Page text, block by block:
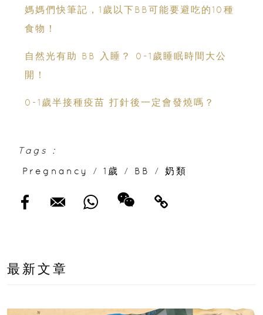
媽媽們快筆記，1歲以下BB可能要避吃的10種
食物！
自然光有助 BB 入睡？ 0-1歲睡眠時間大公
開！
0-1歲半接種疫苗 打針後一定會發燒嗎？
Tags :
Pregnancy
/ 1歲 / BB / 奶類
最新文章